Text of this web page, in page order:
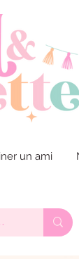
un ami